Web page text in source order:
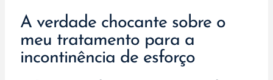
A verdade chocante sobre o
meu tratamento para a
incontinência de esforço